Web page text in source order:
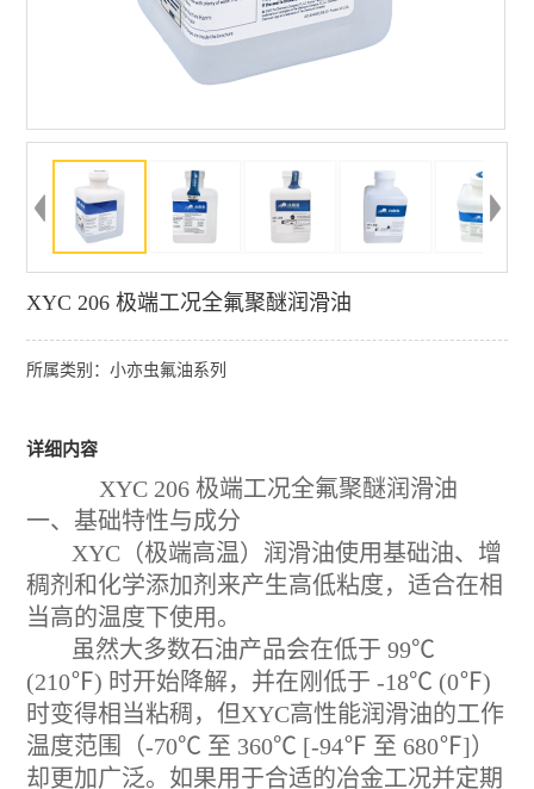
XYC 206 极端工况全氟聚醚润滑油
所属类别：小亦虫氟油系列
详细内容
XYC 206 极端工况全氟聚醚润滑油
一、基础特性与成分
XYC（极端高温）润滑油使用基础油、增
稠剂和化学添加剂来产生高低粘度，适合在相
当高的温度下使用。
虽然大多数石油产品会在低于 99℃
(210℉) 时开始降解，并在刚低于 -18℃ (0℉)
时变得相当粘稠，但XYC高性能润滑油的工作
温度范围（-70℃ 至 360℃ [-94℉ 至 680℉]）
却更加广泛。如果用于合适的冶金工况并定期